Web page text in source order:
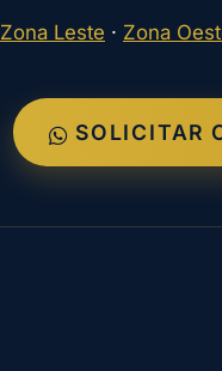
Zona Leste · Zona
SOLICITAR